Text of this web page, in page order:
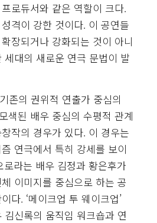
로듀서와 같은 역할이 크다.
격이 강한 것이다. 이 공연들
장되거나 강화되는 것이 아니
대의 새로운 연극 문법이 발
존의 권위적 연출가 중심의
색된 배우 중심의 수평적 관계
작의 경우가 있다. 이 경우는
연극에서 특히 강세를 보이
라는 배우 김정과 황은후가
이미지를 중심으로 하는 공
다. ‘메이크업 투 웨이크업’
신록의 움직임 워크숍과 연